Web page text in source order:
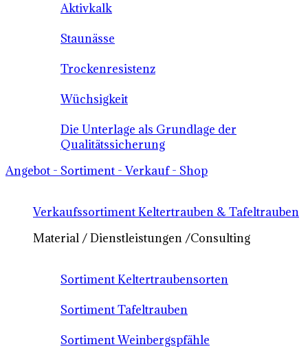
Aktivkalk
Staunässe
Trockenresistenz
Wüchsigkeit
Die Unterlage als Grundlage der
Qualitätssicherung
Angebot - Sortiment - Verkauf - Shop
Verkaufssortiment Keltertrauben & Tafeltrauben
Material / Dienstleistungen /Consulting
Sortiment Keltertraubensorten
Sortiment Tafeltrauben
Sortiment Weinbergspfähle